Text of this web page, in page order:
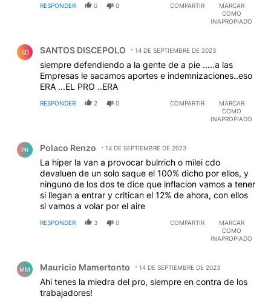
RESPONDER 0 0 COMPARTIR
MARCAR
COMO
INAPROPIADO
SD SANTOS DISCEPOLO 14 DE SEPTIEMBRE DE 2023
siempre defendiendo a la gente de a pie .....a las
Empresas le sacamos aportes e indemnizaciones..eso
ERA ...EL PRO ..ERA
RESPONDER 2 0 COMPARTIR
MARCAR
COMO
INAPROPIADO
PR Polaco Renzo 14 DE SEPTIEMBRE DE 2023
La hiper la van a provocar bulrrich o milei cdo
devaluen de un solo saque el 100% dicho por ellos, y
ninguno de los dos te dice que inflacion vamos a tener
si llegan a entrar y critican el 12% de ahora, con ellos
si vamos a volar por el aire
RESPONDER 3 0 COMPARTIR
MARCAR
COMO
INAPROPIADO
MM Mauricio Mamertonto 14 DE SEPTIEMBRE DE 2023
Ahi tenes la miedra del pro, siempre en contra de los
trabajadores!